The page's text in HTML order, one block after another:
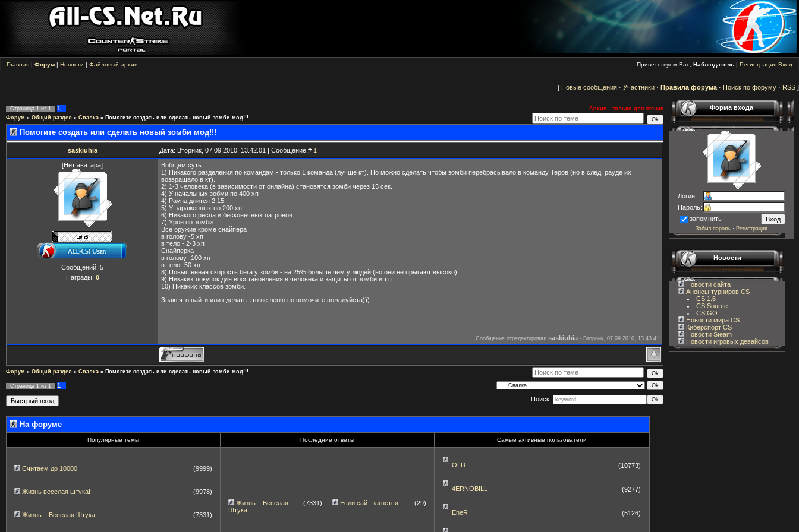
Главная | Форум | Новости | Файловый архив Приветствуем Вас, Наблюдатель | Регистрация Вход
[ Новые сообщения · Участники · Правила форума · Поиск по форуму · RSS ]
Страница 1 из 1 1
Архив - только для чтения
Форум » Общий раздел » Свалка » Помогите создать или сделать новый зомби мод!!!
Помогите создать или сделать новый зомби мод!!!
saskiuhia Дата: Вторник, 07.09.2010, 13.42.01 | Сообщение # 1
[Нет аватара]
Сообщений: 5
Награды: 0
Вобщем суть:
1) Никакого разделения по командам - только 1 команда (лучше кт). Но можно сделать чтобы зомби перебрасывало в команду Теров (но в след. рауде их
возвращало в кт).
2) 1-3 человека (в зависимости от онлайна) становятся зомби через 15 сек.
4) У начальных зобми по 400 хп
4) Раунд длится 2:15
5) У зараженных по 200 хп
6) Никакого респа и бесконечных патронов
7) Урон по зомби:
Всё оружие кроме снайпера
в голову -5 хп
в тело - 2-3 хп
Снайперка
в голову -100 хп
в тело -50 хп
8) Повышенная скорость бега у зомби - на 25% больше чем у людей (но они не прыгают высоко).
9) Никаких покупок для восстановления в человека и защиты от зомби и т.п.
10) Никаких классов зомби.
Знаю что найти или сделать это не легко по помочите пожалуйста)))
Сообщение отредактировал saskiuhia - Вторник, 07.09.2010, 13.43.41
Форум » Общий раздел » Свалка » Помогите создать или сделать новый зомби мод!!!
Страница 1 из 1
1
Поиск:
На форуме
Популярные темы Последние ответы Самые активные пользователи
Считаем до 10000 (9999)
Жизнь веселая штука! (9978)
Жизнь – Веселая Штука (7331)
Жизнь – Веселая
Штука
(7331) Если сайт загнётся (29)
OLD (10773)
4ERNOBILL (9277)
EneR (5126)
Форма входа
Логин:
Пароль:
запомнить
Забыл пароль · Регистрация
Новости
Новости сайта
Анонсы турниров CS
CS 1.6
CS Source
CS GO
Новости мира CS
Киберспорт CS
Новости Steam
Новости игровых девайсов